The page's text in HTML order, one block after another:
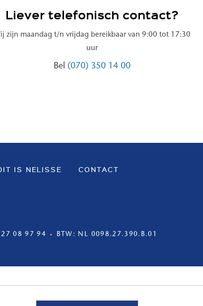
Liever telefonisch contact?
zijn maandag t/n vrijdag bereikbaar van 9:00 tot 17:30
uur
Bel (070) 350 14 00
IS NELISSE CONTACT
27 08 97 94 BTW: NL 0098.27.390.B.01